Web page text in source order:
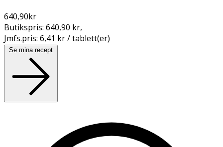
640,90kr
Butikspris: 640,90 kr,
Jmfs.pris: 6,41 kr / tablett(er)
Se mina recept